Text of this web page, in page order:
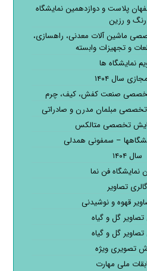
پلاست و دوازدهمین نمایشگاه
رنگ و رزین
ماشین آلات معدنی، راهسازی،
و تجهیزات وابسته
نمایشگاه ها
سال ۱۴۰۴
تخصصی صنعت کفش، کیف، چرم
تخصصی مبلمان مدرن و صادراتی
تخصصی متالکس
– سمفونی همدلی
سال ۱۴۰۴
نمایشگاه فن نما
گالری تصاویر
قهوه و نوشیدنی
تصاویر گل و گیاه
تصاویر گل و گیاه
تصویری ویژه
ملی مهارت